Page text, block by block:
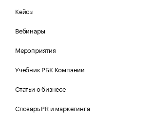
Кейсы
Вебинары
Мероприятия
Учебник РБК Компании
Статьи о бизнесе
Словарь PR и маркетинга